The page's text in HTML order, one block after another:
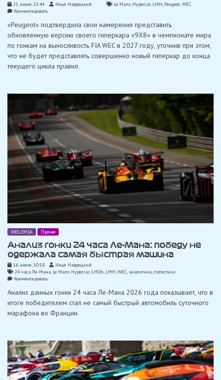
21 июня, 13:44 Илья Навроцкий Le Mans Hypercar, LMH, Peugeot,WEC
Комментироватьon
подтвердила
по
обновлению
«9X8»
на
«Peugeot» подтвердила свои намерения представить
обновленную версию своего гиперкара «9X8» в чемпионате мира
по гонкам на выносливость FIA WEC в 2027 году, уточнив при этом,
что не будет представлять совершенно новый гиперкар до конца
текущего цикла правил.
WEC/IMSA Прочее
Анализ гонки 24 часа Ле-Мана: победу не
одержала самая быстрая машина
16 июня, 10:58
Илья Навроцкий
24 часа Ле-Мана, Le Mans Hypercar, LMDh, LMH,WEC, аналитика,статистика
Комментироватьon
гонки
часа
Ле-
одержала
самая
быстрая
машина
Анализ данных гонки 24 часа Ле-Мана 2026 года показывает, что в
итоге победителем стал не самый быстрый автомобиль суточного
марафона во Франции.